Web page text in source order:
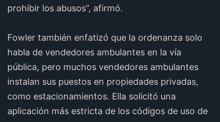
prohibir los abusos”, afirmó.
Fowler también enfatizó que la ordenanza solo
habla de vendedores ambulantes en la vía
pública, pero muchos vendedores ambulantes
instalan sus puestos en propiedades privadas,
como estacionamientos. Ella solicitó una
aplicación más estricta de los códigos de uso de